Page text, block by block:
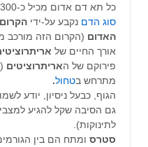
כל תא דם אדום מכיל כ-300 מיליון
סוג הדם נקבע על-ידי
האדום (הקרום הזה מורכב
אורך החיים של
פירוקם של האריתרוציטים
מתרחש בטחול.
הגוף, כבעל ניסיון, יודע
גם הסיבה שקל להגיע למצבי
לתינוקות).
סטרס ומתח הם בין